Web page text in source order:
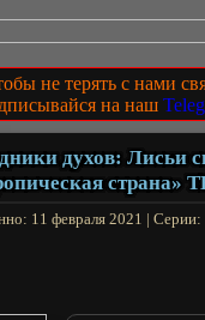
не терять с нами
на наш
духов: Лисьи
страна»
11 февраля 2021 | Серии: